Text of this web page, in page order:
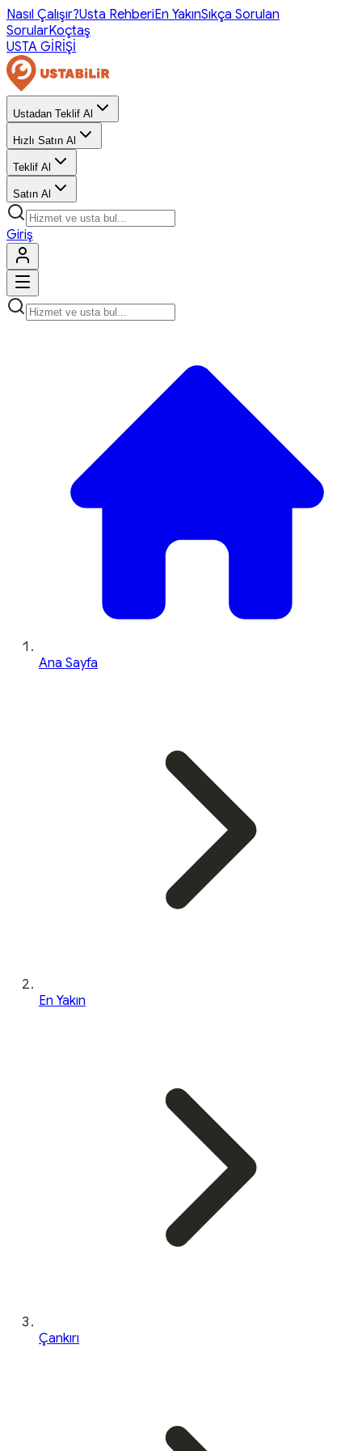
Nasıl Çalışır?Usta RehberiEn YakınSıkça Sorulan
SorularKoçtaş
USTA GİRİŞİ
Ustadan Teklif Al
Hızlı Satın Al
Teklif Al
Satın Al
Giriş
Ana Sayfa
En Yakın
Çankırı